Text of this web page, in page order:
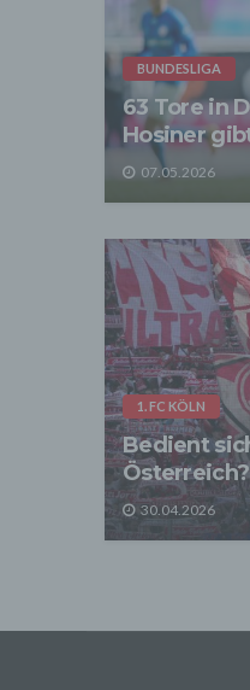
BUNDESLIGA
63 Tore in
Hosiner
07.05.2026
1. FC KÖLN
Bedient
Österreich?
30.04.2026